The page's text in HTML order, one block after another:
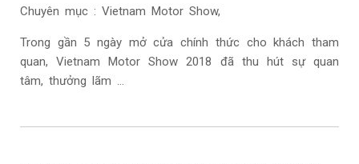
Chuyên mục : Vietnam Motor Show,
Trong gần 5 ngày mở cửa chính thức cho khách tham
quan, Vietnam Motor Show 2018 đã thu hút sự quan
tâm, thưởng lãm ...